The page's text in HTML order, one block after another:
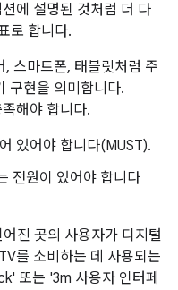
에 설명된 것처럼 더 다
로 합니다.
, 스마트폰, 태블릿처럼 주
구현을 의미합니다.
해야 합니다.
있어야 합니다(MUST).
전원이 있어야 합니다
진 곳의 사용자가 디지털
를 소비하는 데 사용되는
또는 '3m 사용자 인터페